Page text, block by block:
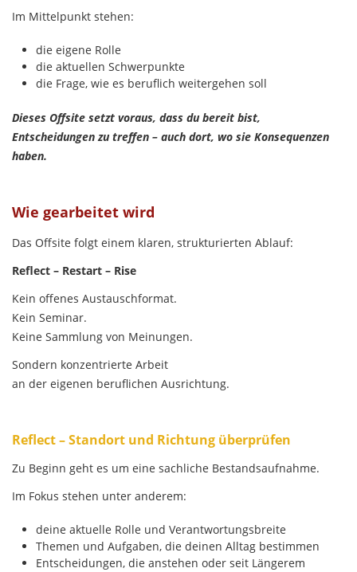
Im Mittelpunkt stehen:
die eigene Rolle
die aktuellen Schwerpunkte
die Frage, wie es beruflich weitergehen soll
Dieses Offsite setzt voraus, dass du bereit bist,
Entscheidungen zu treffen – auch dort, wo sie Konsequenzen
haben.
Wie gearbeitet wird
Das Offsite folgt einem klaren, strukturierten Ablauf:
Reflect – Restart – Rise
Kein offenes Austauschformat.
Kein Seminar.
Keine Sammlung von Meinungen.
Sondern konzentrierte Arbeit
an der eigenen beruflichen Ausrichtung.
Reflect – Standort und Richtung überprüfen
Zu Beginn geht es um eine sachliche Bestandsaufnahme.
Im Fokus stehen unter anderem:
deine aktuelle Rolle und Verantwortungsbreite
Themen und Aufgaben, die deinen Alltag bestimmen
Entscheidungen, die anstehen oder seit Längerem